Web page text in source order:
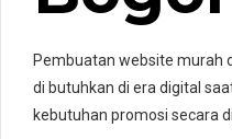
Pembuatan website murah
di butuhkan di era digital
kebutuhan promosi secara